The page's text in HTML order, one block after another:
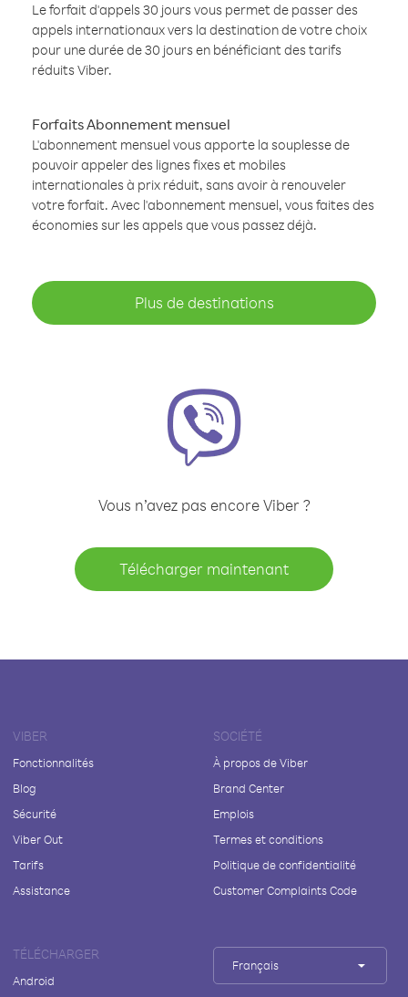
Le forfait d'appels 30 jours vous permet de passer des
appels internationaux vers la destination de votre choix
pour une durée de 30 jours en bénéficiant des tarifs
réduits Viber.
Forfaits Abonnement mensuel
L'abonnement mensuel vous apporte la souplesse de
pouvoir appeler des lignes fixes et mobiles
internationales à prix réduit, sans avoir à renouveler
votre forfait. Avec l'abonnement mensuel, vous faites des
économies sur les appels que vous passez déjà.
Plus de destinations
Vous n’avez pas encore Viber ?
Télécharger maintenant
VIBER
Fonctionnalités
Blog
Sécurité
Viber Out
Tarifs
Assistance
SOCIÉTÉ
À propos de Viber
Brand Center
Emplois
Termes et conditions
Politique de confidentialité
Customer Complaints Code
TÉLÉCHARGER
Android
Français